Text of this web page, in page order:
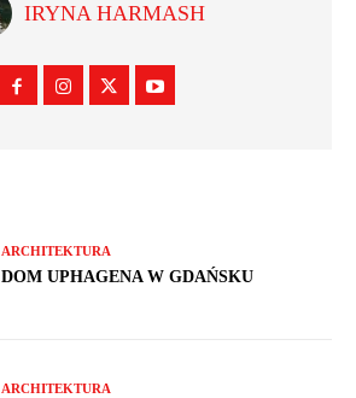
IRYNA HARMASH
ARCHITEKTURA
DOM UPHAGENA W GDAŃSKU
ARCHITEKTURA